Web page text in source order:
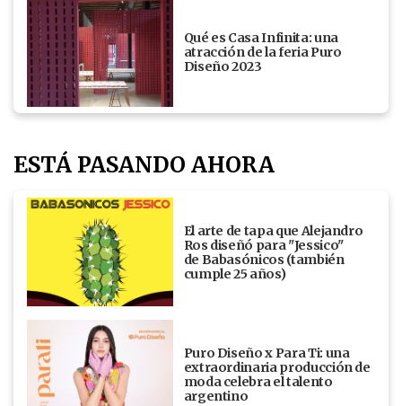
Qué es Casa Infinita: una
atracción de la feria Puro
Diseño 2023
ESTÁ PASANDO AHORA
El arte de tapa que Alejandro
Ros diseñó para "Jessico"
de Babasónicos (también
cumple 25 años)
Puro Diseño x Para Ti: una
extraordinaria producción de
moda celebra el talento
argentino